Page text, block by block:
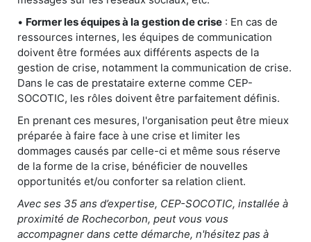
• Former les équipes à la gestion de crise : En cas de
ressources internes, les équipes de communication
doivent être formées aux différents aspects de la
gestion de crise, notamment la communication de crise.
Dans le cas de prestataire externe comme CEP-
SOCOTIC, les rôles doivent être parfaitement définis.
En prenant ces mesures, l'organisation peut être mieux
préparée à faire face à une crise et limiter les
dommages causés par celle-ci et même sous réserve
de la forme de la crise, bénéficier de nouvelles
opportunités et/ou conforter sa relation client.
Avec ses 35 ans d’expertise, CEP-SOCOTIC, installée à
proximité de Rochecorbon, peut vous vous
accompagner dans cette démarche, n'hésitez pas à